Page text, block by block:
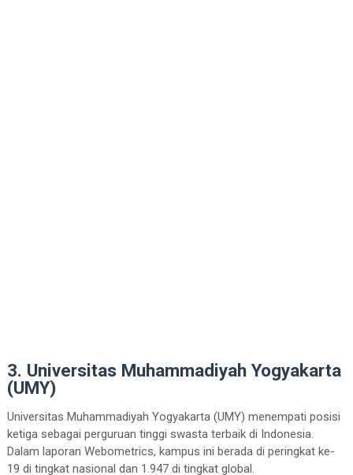
3. Universitas Muhammadiyah Yogyakarta
(UMY)
Universitas Muhammadiyah Yogyakarta (UMY) menempati posisi
ketiga sebagai perguruan tinggi swasta terbaik di Indonesia.
Dalam laporan Webometrics, kampus ini berada di peringkat ke-
19 di tingkat nasional dan 1.947 di tingkat global.